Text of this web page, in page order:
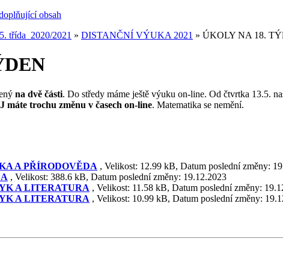
obsah
5. třída_2020/2021 » DISTANČNÍ VÝUKA 2021 » ÚKOLY NA 18.
na dvě části. Do středy máme ještě výuku on-line. Od čtvrtka 13.5.
máte trochu změnu v časech on-line. Matematika se nemění.
A PŘÍRODOVĚDA , Velikost: 12.99 kB, Datum poslední změny:
, Velikost: 388.6 kB, Datum poslední změny: 19.12.2023
A LITERATURA , Velikost: 11.58 kB, Datum poslední změny:
A LITERATURA , Velikost: 10.99 kB, Datum poslední změny: